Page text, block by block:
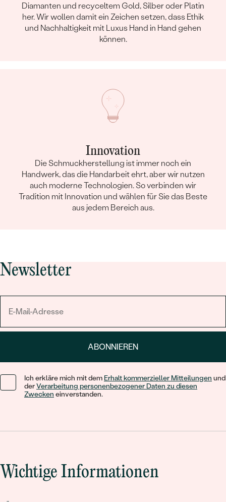
Diamanten und recyceltem Gold, Silber oder Platin
her. Wir wollen damit ein Zeichen setzen, dass Ethik
und Nachhaltigkeit mit Luxus Hand in Hand gehen
können.
Innovation
Die Schmuckherstellung ist immer noch ein
Handwerk, das die Handarbeit ehrt, aber wir nutzen
auch moderne Technologien. So verbinden wir
Tradition mit Innovation und wählen für Sie das Beste
aus jedem Bereich aus.
Newsletter
ABONNIEREN
Ich erkläre mich mit dem Erhalt kommerzieller Mitteilungen und
derVerarbeitung personenbezogener Daten zu diesen
Zwecken einverstanden.
Wichtige Informationen